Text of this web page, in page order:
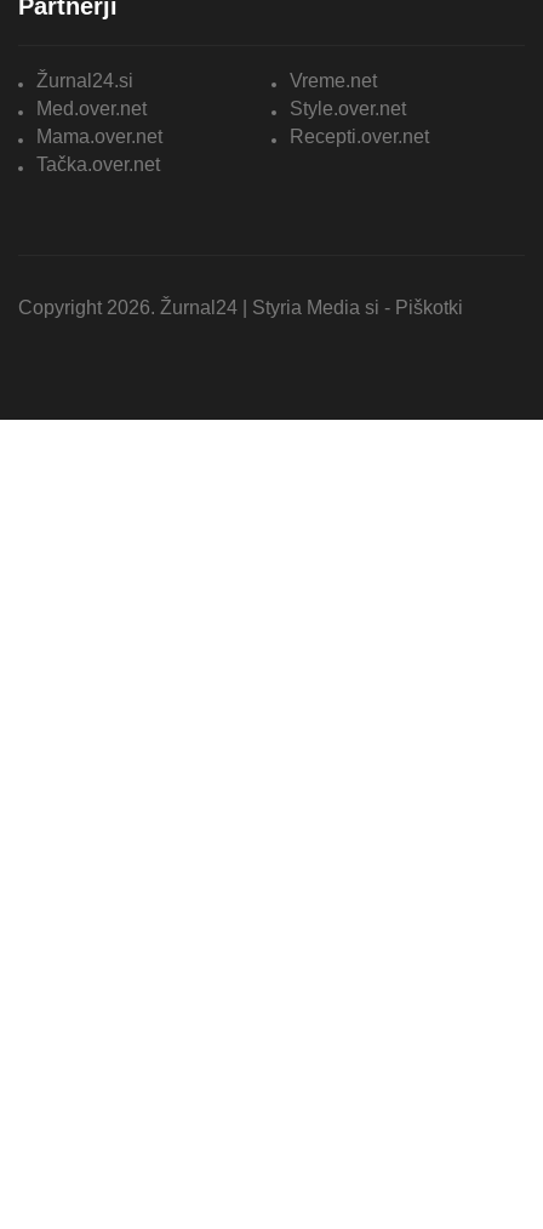
Partnerji
Žurnal24.si
Vreme.net
Med.over.net
Style.over.net
Mama.over.net
Recepti.over.net
Tačka.over.net
Copyright 2026. Žurnal24 | Styria Media si - Piškotki